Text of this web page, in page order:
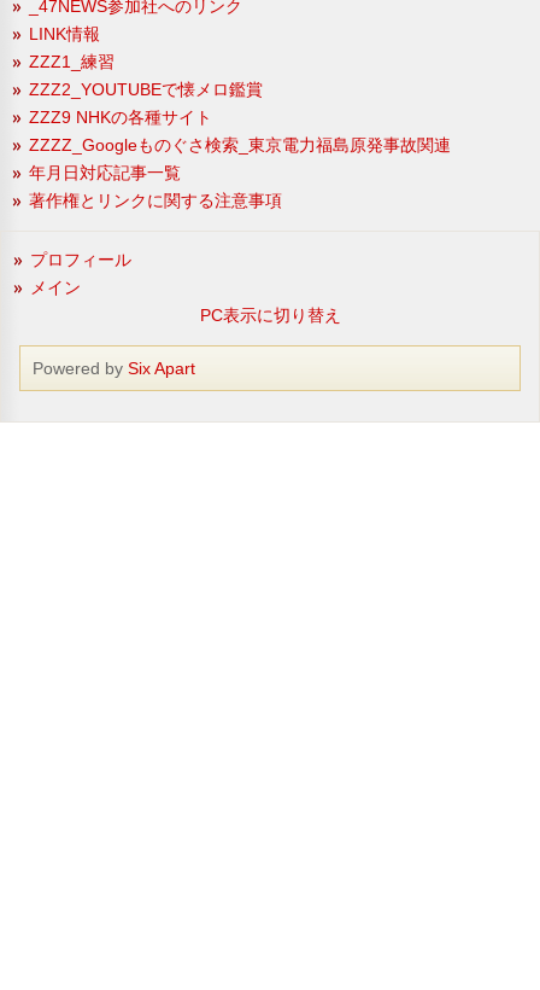
_47NEWS参加社へのリンク
LINK情報
ZZZ1_練習
ZZZ2_YOUTUBEで懐メロ鑑賞
ZZZ9 NHKの各種サイト
ZZZZ_Googleものぐさ検索_東京電力福島原発事故関連
年月日対応記事一覧
著作権とリンクに関する注意事項
プロフィール
メイン
PC表示に切り替え
Powered by Six Apart